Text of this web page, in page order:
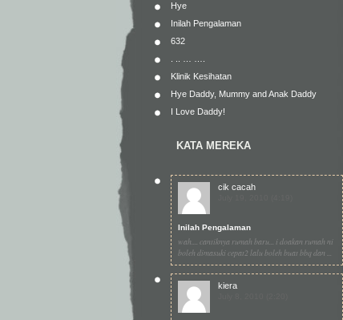
Hye
Inilah Pengalaman
632
Klinik Kesihatan
Hye Daddy, Mummy and Anak Daddy
I Love Daddy!
KATA MEREKA
cik cacah
Inilah Pengalaman
wah.... cantiknya rumah baru... i doakan rumah ni
boleh dimasuki cepat2 lalu boleh buat bbq dan ...
kiera